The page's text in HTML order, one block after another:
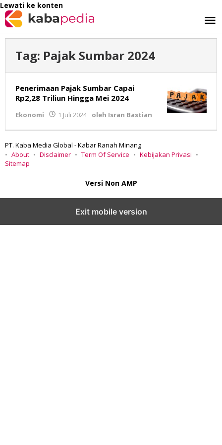
Lewati ke konten
Tag: Pajak Sumbar 2024
Penerimaan Pajak Sumbar Capai
Rp2,28 Triliun Hingga Mei 2024
Ekonomi 1 Juli 2024 oleh Isran Bastian
PT. Kaba Media Global - Kabar Ranah Minang
About
Disclaimer Term Of Service
Kebijakan Privasi
Sitemap
Versi Non AMP
Exit mobile version